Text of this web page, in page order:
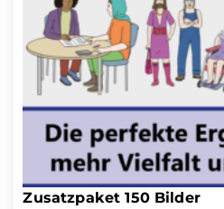
Zusatzpaket 150 Bilder